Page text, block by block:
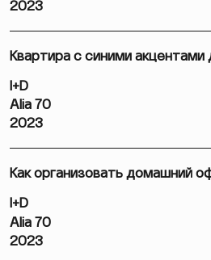
2023
Квартира с синими акцентами
I+D
Alia 70
2023
Как организовать домашний
I+D
Alia 70
2023